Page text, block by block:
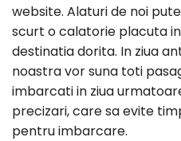
website. Alaturi de noi
scurt o calatorie placuta
destinatia dorita. In ziua
noastra vor suna toti
imbarcati in ziua
precizari, care sa evite
pentru imbarcare.